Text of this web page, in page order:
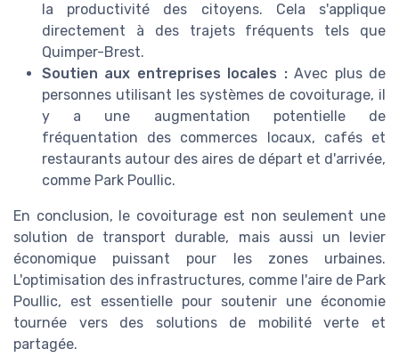
la productivité des citoyens. Cela s'applique
directement à des trajets fréquents tels que
Quimper-Brest.
Soutien aux entreprises locales :Avec plus de
personnes utilisant les systèmes de covoiturage, il
y a une augmentation potentielle de
fréquentation des commerces locaux, cafés et
restaurants autour des aires de départ et d'arrivée,
comme Park Poullic.
En conclusion, le covoiturage est non seulement une
solution de transport durable, mais aussi un levier
économique puissant pour les zones urbaines.
L'optimisation des infrastructures, comme l'aire de Park
Poullic, est essentielle pour soutenir une économie
tournée vers des solutions de mobilité verte et
partagée.